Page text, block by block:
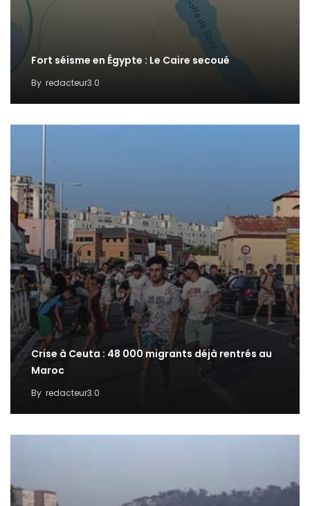
Fort séisme en Égypte : Le Caire secoué
By redacteur3.0
Crise à Ceuta : 48 000 migrants déjà rentrés au
Maroc
By redacteur3.0